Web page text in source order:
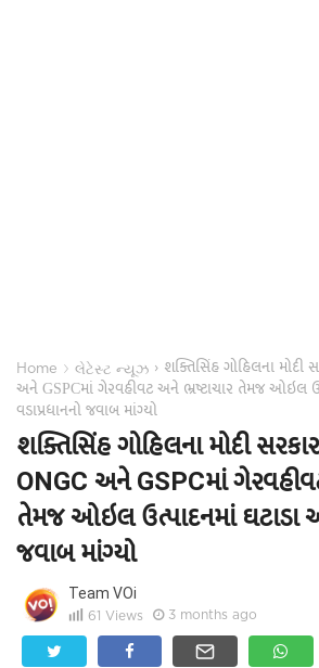
Home › લેટેસ્ટ ન્યૂઝ › શક્તિસિંહ ગોહિલના મોદી
અને GSPCમાં ગેરવહીવટ અને ભ્રષ્ટાચાર તેમજ ઓઇલ
વડાપ્રધાનનો જવાબ માંગ્યો
શક્તિસિંહ ગોહિલના મોદી સરકાર
ONGC અને GSPCમાં
તેમજ ઓઇલ ઉત્પાદનમાં ઘટાડા
જવાબ માંગ્યો
Team VOi
61 Views 3 months ago